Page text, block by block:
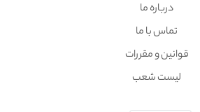
درباره ما
تماس با ما
قوانین و مقررات
لیست شعب